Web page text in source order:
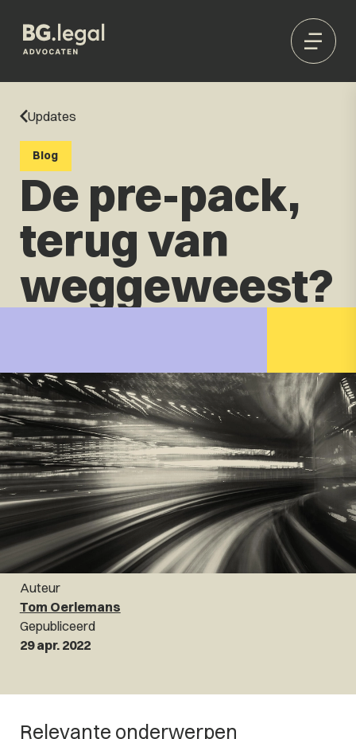
Updates
Blog
De pre-pack,
terug van
weggeweest?
Auteur
Tom Oerlemans
Gepubliceerd
29 apr. 2022
Relevante onderwerpen